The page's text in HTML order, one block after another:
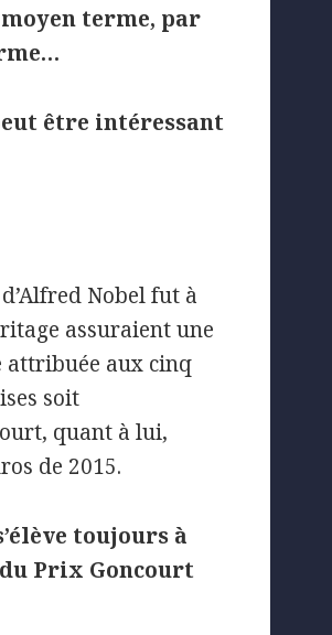
terme, par
être intéressant
Nobel fut à
assuraient une
attribuée aux cinq
soit
quant à lui,
de 2015.
toujours à
Prix Goncourt